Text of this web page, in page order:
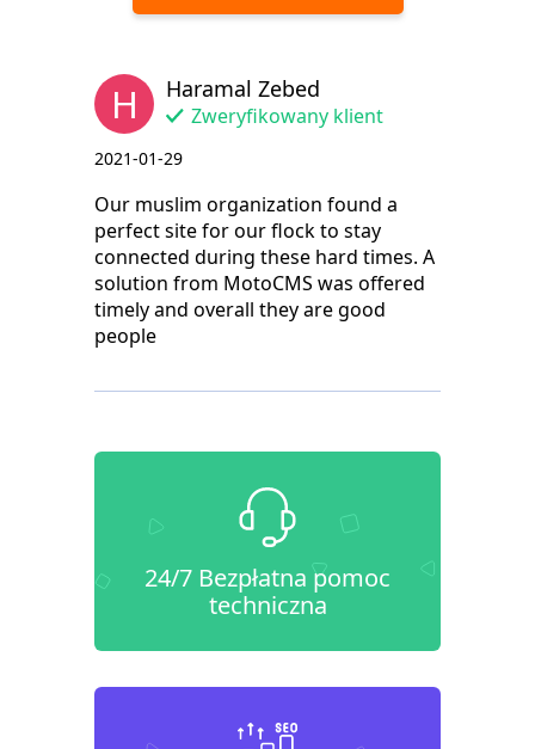
H Haramal Zebed
Zweryfikowany klient
2021-01-29
Our muslim organization found a
perfect site for our flock to stay
connected during these hard times. A
solution from MotoCMS was offered
timely and overall they are good
people
24/7 Bezpłatna pomoc
techniczna